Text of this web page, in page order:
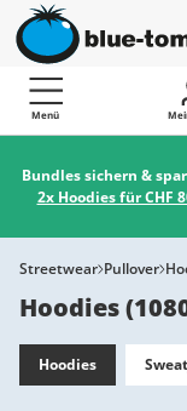
Menü
Bundles sichern &
2x Hoodies für CHF
Streetwear Pullover
Hoodies(
Hoodies